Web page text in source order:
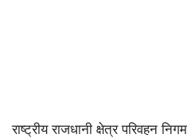
राष्ट्रीय राजधानी क्षेत्र परिवहन